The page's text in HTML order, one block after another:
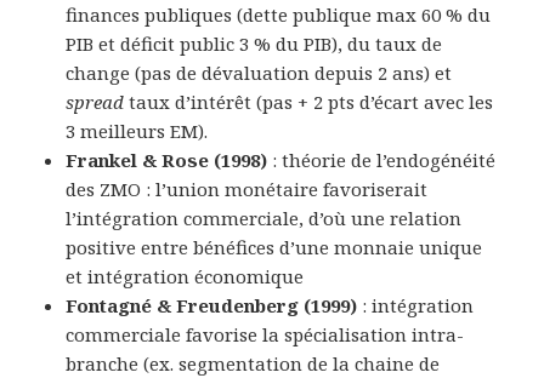
finances publiques (dette publique max 60 % du
PIB et déficit public 3 % du PIB), du taux de
change (pas de dévaluation depuis 2 ans) et
spread taux d’intérêt (pas + 2 pts d’écart avec les
3 meilleurs EM).
Frankel & Rose (1998) : théorie de l’endogénéité
des ZMO : l’union monétaire favoriserait
l’intégration commerciale, d’où une relation
positive entre bénéfices d’une monnaie unique
et intégration économique
Fontagné & Freudenberg (1999) : intégration
commerciale favorise la spécialisation intra-
branche (ex. segmentation de la chaine de